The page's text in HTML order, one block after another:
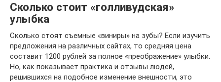
Сколько стоит «голливудская»
улыбка
Сколько стоят съемные «виниры» на зубы? Если изучить
предложения на различных сайтах, то средняя цена
составит 1200 рублей за полное «преображение» улыбки.
Но, как показывает практика и отзывы людей,
решившихся на подобное изменение внешности, это